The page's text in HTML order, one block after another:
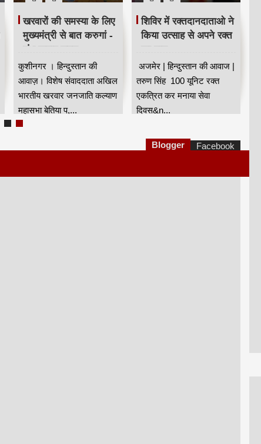
खरवारों की समस्या के लिए
मुख्यमंत्री से बात करुगां -
शंभू कुमार सुमन
कुशीनगर । हिन्दुस्तान की
आवाज़। विशेष संवाददाता अखिल
भारतीय खरवार जनजाति कल्याण
महासभा बेतिया प,...
शिविर में रक्तदानदाताओ ने
किया उत्साह से अपने रक्त
का दान
अजमेर | हिन्दुस्तान की आवाज |
तरुण सिंह 100 यूनिट रक्त
एकत्रित कर मनाया सेवा
दिवस&n...
Blogger Facebook